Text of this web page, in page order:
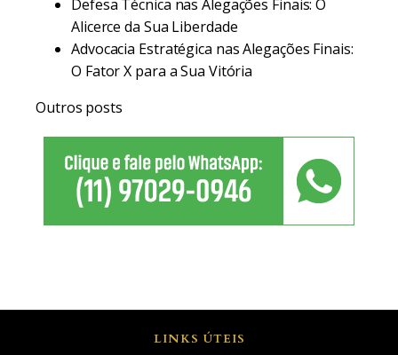
Defesa Técnica nas Alegações Finais: O
Alicerce da Sua Liberdade
Advocacia Estratégica nas Alegações Finais:
O Fator X para a Sua Vitória
Outros posts
LINKS ÚTEIS